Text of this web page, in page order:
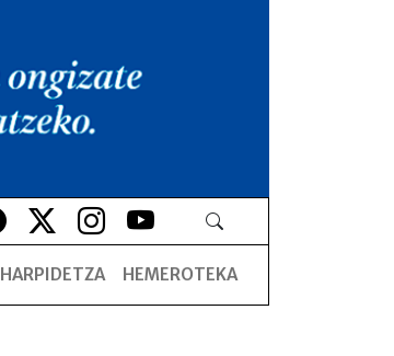
Lehio berrian irekiko da
Lehio berrian irekiko da
Lehio berrian irekiko da
Lehio berrian irekiko da
HARPIDETZA HEMEROTEKA